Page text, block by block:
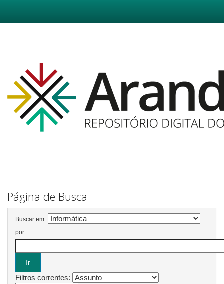
Página de Busca
Buscar em:
por
Filtros correntes: